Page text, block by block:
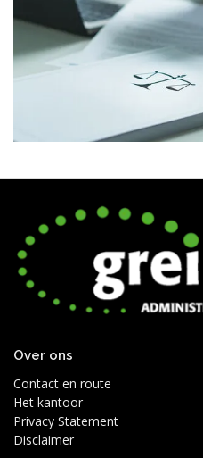
Over ons
Contact en route
Het kantoor
Privacy Statement
Disclaimer